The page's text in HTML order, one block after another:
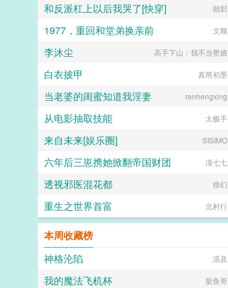
失眠的霸总，被手段高超的pua心理
治成了恋爱脑...
和反派杠上以后我哭了[快穿] 朝邶
1977，重回和堂弟换亲前 文顺
李沐尘 高手下山：我不当赘婿
白衣披甲 真熊初墨
当老婆的闺蜜知道我淫妻 renhengxing
从电影抽取技能 太极手
来自未来[娱乐圈] SISIMO
六年后三崽携她掀翻帝国财团 漠七七
透视邪医混花都 徐幻
重生之世界首富 北村行
本周收藏榜
神格沦陷
浪及
我的魔法飞机杯 脏鱼哥